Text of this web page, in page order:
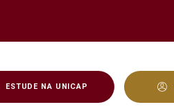
ESTUDE NA UNICAP